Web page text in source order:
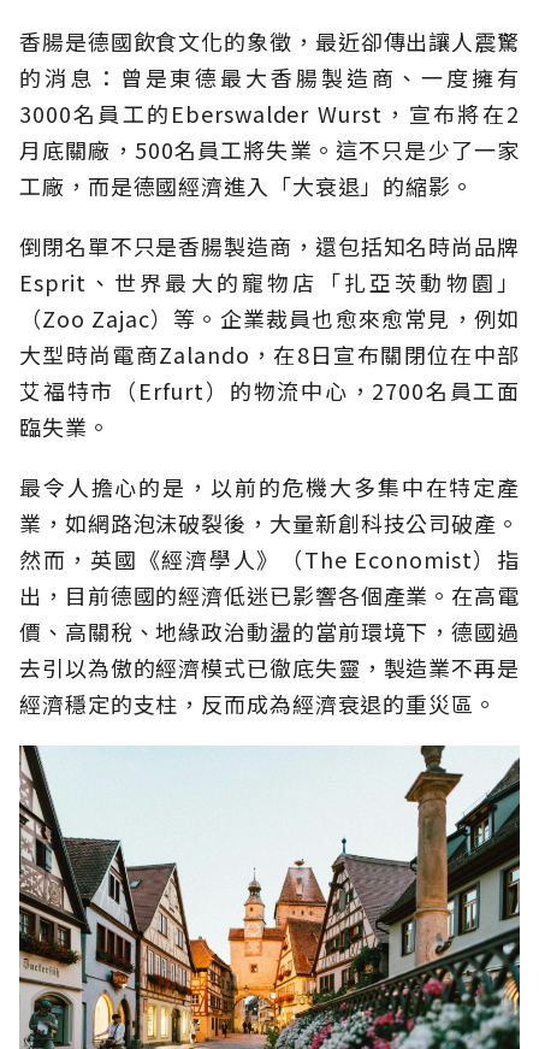
香腸是德國飲食文化的象徵，最近卻傳出讓人震驚
的消息：曾是東德最大香腸製造商、一度擁有
3000名員工的Eberswalder Wurst，宣布將在2
月底關廠，500名員工將失業。這不只是少了一家
工廠，而是德國經濟進入「大衰退」的縮影。
倒閉名單不只是香腸製造商，還包括知名時尚品牌
Esprit、世界最大的寵物店「扎亞茨動物園」
（Zoo Zajac）等。企業裁員也愈來愈常見，例如
大型時尚電商Zalando，在8日宣布關閉位在中部
艾福特市（Erfurt）的物流中心，2700名員工面
臨失業。
最令人擔心的是，以前的危機大多集中在特定產
業，如網路泡沫破裂後，大量新創科技公司破產。
然而，英國《經濟學人》（The Economist）指
出，目前德國的經濟低迷已影響各個產業。在高電
價、高關稅、地緣政治動盪的當前環境下，德國過
去引以為傲的經濟模式已徹底失靈，製造業不再是
經濟穩定的支柱，反而成為經濟衰退的重災區。